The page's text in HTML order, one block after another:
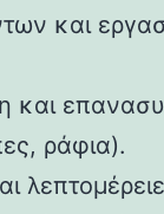
και
και
ράφια).